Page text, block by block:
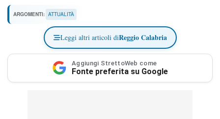
ARGOMENTI: ATTUALITÀ
Leggi altri articoli diReggio Calabria
Aggiungi StrettoWeb come
Fonte preferita su Google